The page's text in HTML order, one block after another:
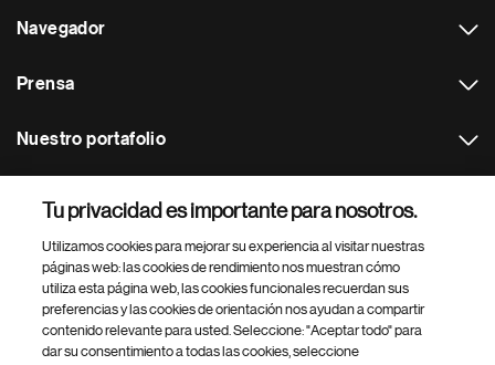
Navegador
Prensa
Nuestro portafolio
Footer Site Search
Tu privacidad es importante para nosotros.
Utilizamos cookies para mejorar su experiencia al visitar nuestras
páginas web: las cookies de rendimiento nos muestran cómo
utiliza esta página web, las cookies funcionales recuerdan sus
preferencias y las cookies de orientación nos ayudan a compartir
contenido relevante para usted. Seleccione: "Aceptar todo" para
dar su consentimiento a todas las cookies, seleccione